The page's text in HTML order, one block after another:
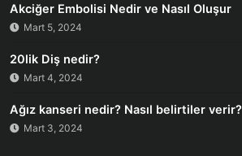
Akciğer Embolisi Nedir ve Nasıl Oluşur
Mart 5, 2024
20lik Diş nedir?
Mart 4, 2024
Ağız kanseri nedir? Nasıl belirtiler verir?
Mart 3, 2024